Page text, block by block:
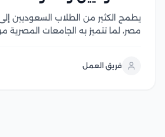
يطمح الكثير من الطلاب السعوديين
مصر، لما تتميز به الجامعات المصرية
يتطلب استيفاء مجموعة من الشروط،
فريق العمل